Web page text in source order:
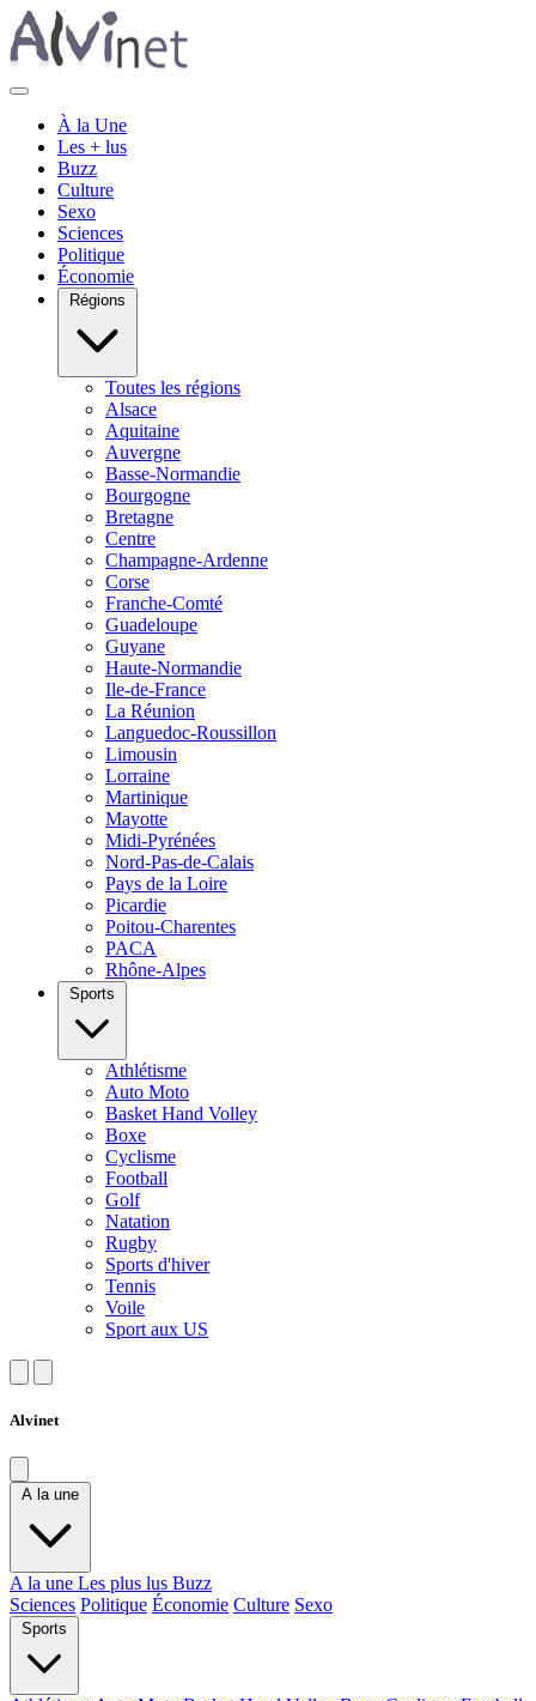
À la Une
Les + lus
Buzz
Culture
Sexo
Sciences
Politique
Économie
Régions
Toutes les régions
Alsace
Aquitaine
Auvergne
Basse-Normandie
Bourgogne
Bretagne
Centre
Champagne-Ardenne
Corse
Franche-Comté
Guadeloupe
Guyane
Haute-Normandie
Ile-de-France
La Réunion
Languedoc-Roussillon
Limousin
Lorraine
Martinique
Mayotte
Midi-Pyrénées
Nord-Pas-de-Calais
Pays de la Loire
Picardie
Poitou-Charentes
PACA
Rhône-Alpes
Sports
Athlétisme
Auto Moto
Basket Hand Volley
Boxe
Cyclisme
Football
Golf
Natation
Rugby
Sports d'hiver
Tennis
Voile
Sport aux US
Alvinet
A la une
A la une Les plus lus Buzz
Sciences Politique Économie Culture Sexo
Sports